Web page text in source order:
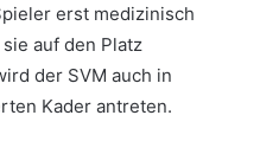
erst medizinisch
auf den Platz
der SVM auch in
Kader antreten.